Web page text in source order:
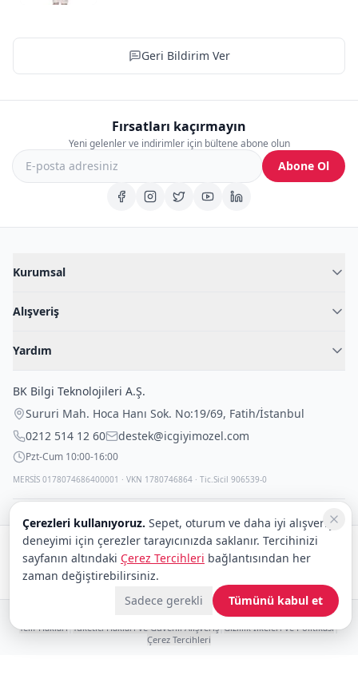
Geri Bildirim Ver
Fırsatları kaçırmayın
Yeni gelenler ve indirimler için bültene abone olun
Abone Ol
Kurumsal
Blog
İç Giyim Rehberi
Alışveriş
Fantazi İç Giyim
Çocuk İç Giyim
Outlet Fırsatları
Yardım
İade Politikası
Gizli Paketleme
BK Bilgi Teknolojileri A.Ş.
Sururi Mah. Hoca Hanı Sok. No:19/69, Fatih/İstanbul
0212 514 12 60
destek@icgiyimozel.com
Pzt-Cum 10:00-16:00
MERSİS 0178074686400001 · VKN 1780746864 · Tic.Sicil 906539-0
Güvenli alışveriş:
Kargo: DHL
© 2008–2026 BK Bilgi Teknolojileri ve Ticaret A.Ş.
Telif Hakları|Tüketici Hakları ve Güvenli Alışveriş|Gizlilik İlkeleri ve Politikası|
Çerez Tercihleri
Çerezleri kullanıyoruz. Sepet, oturum ve daha iyi alışveriş
deneyimi için çerezler tarayıcınızda saklanır. Tercihinizi
sayfanın altındaki Çerez Tercihleri bağlantısından her
zaman değiştirebilirsiniz.
Sadece gerekli
Tümünü kabul et